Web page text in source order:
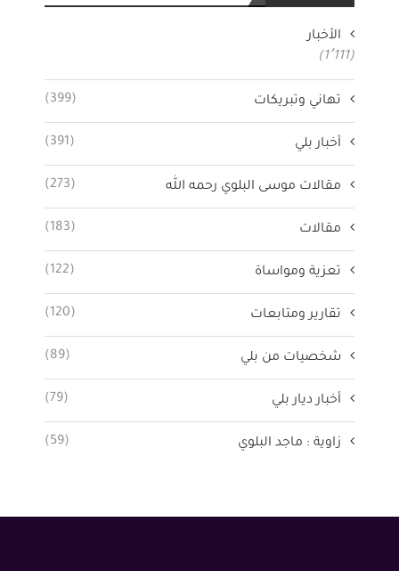
الأخبار
(1٬111)
تهاني وتبريكات (399)
أخبار بلي (391)
مقالات موسى البلوي رحمه الله (273)
مقالات (183)
تعزية ومواساة (122)
تقارير ومتابعات (120)
شخصيات من بلي (89)
أخبار ديار بلي (79)
زاوية : ماجد البلوي (59)